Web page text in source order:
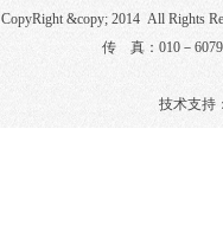
CopyRight &copy; 2014 All Rights
传 真：010－
技术支持